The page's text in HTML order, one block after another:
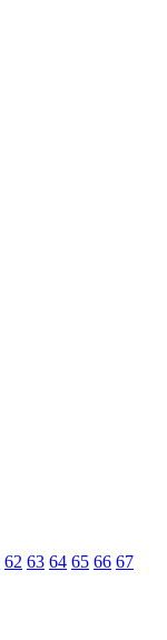
62 63 64 65 66 67